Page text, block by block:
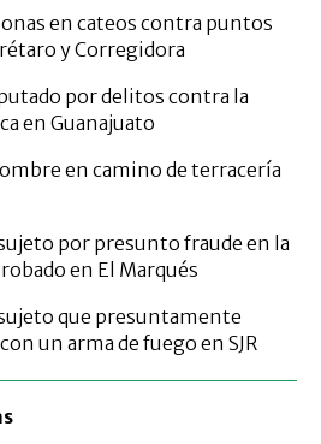
en cateos contra puntos
y Corregidora
por delitos contra la
en Guanajuato
en camino de terracería
por presunto fraude en la
en El Marqués
que presuntamente
un arma de fuego en SJR